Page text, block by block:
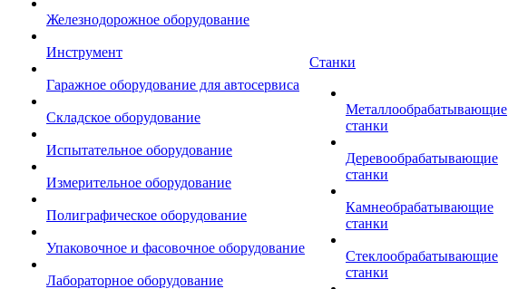
Железнодорожное оборудование
Инструмент
Гаражное оборудование для автосервиса
Складское оборудование
Испытательное оборудование
Измерительное оборудование
Полиграфическое оборудование
Упаковочное и фасовочное оборудование
Лабораторное оборудование
Станки
Металлообрабатывающие
станки
Деревообрабатывающие
станки
Камнеобрабатывающие
станки
Стеклообрабатывающие
станки